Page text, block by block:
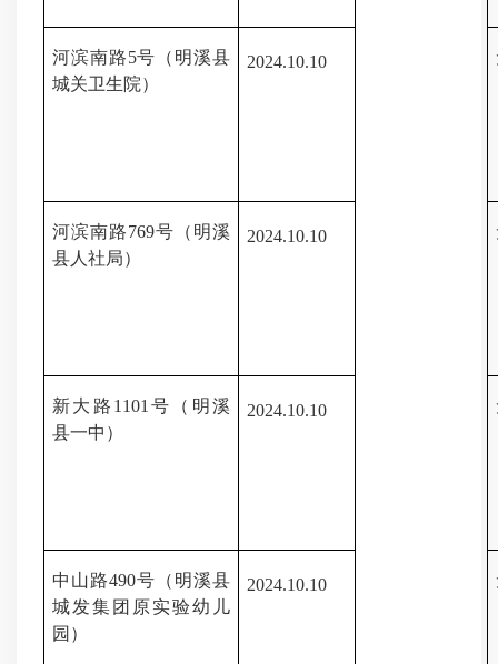
河滨南路5号 （明溪县
城关卫生院）
2024.10.10
河滨南路769号 （明溪
县人社局）
2024.10.10
新大路 1101号
（明溪
县一中）
2024.10.10
中山路490号 （明溪县
城发集团原实验幼儿
园）
2024.10.10